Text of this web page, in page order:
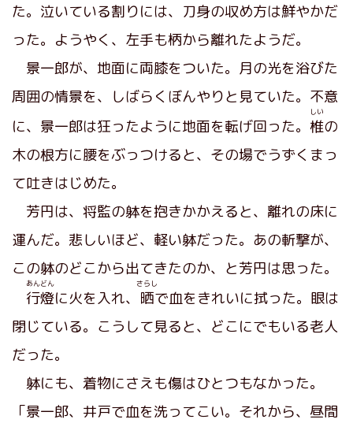
た。泣いている割りには、刀身の収め方は鮮やかだ
った。ようやく、左手も柄から離れたようだ。
景一郎が、地面に両膝をついた。月の光を浴びた
周囲の情景を、しばらくぼんやりと見ていた。不意
に、景一郎は狂ったように地面を転げ回った。 椎
しい
の
木の根方に腰をぶっつけると、その場でうずくまっ
て吐きはじめた。
芳円は、将監の躰を抱きかかえると、離れの床に
運んだ。悲しいほど、軽い躰だった。あの斬撃が、
この躰のどこから出てきたのか、と芳円は思った。
行燈
あんどん
に火を入れ、 晒
さらし
で血をきれいに拭った。眼は
閉じている。こうして見ると、どこにでもいる老人
だった。
躰にも、着物にさえも傷はひとつもなかった。
「景一郎、井戸で血を洗ってこい。それから、昼間